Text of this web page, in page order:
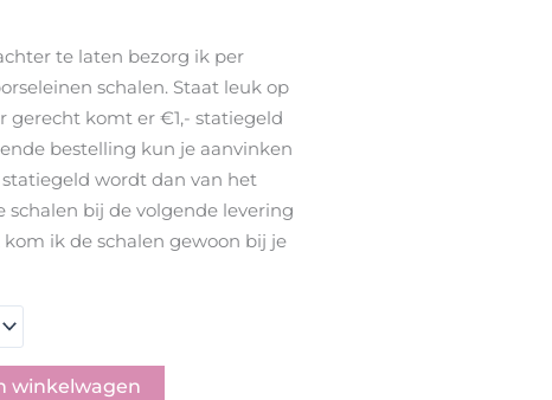
te laten bezorg ik per
schalen. Staat leuk op
gerecht komt er €1,- statiegeld
bestelling kun je aanvinken
wordt dan van het
bij de volgende levering
ik de schalen gewoon bij je
winkelwagen